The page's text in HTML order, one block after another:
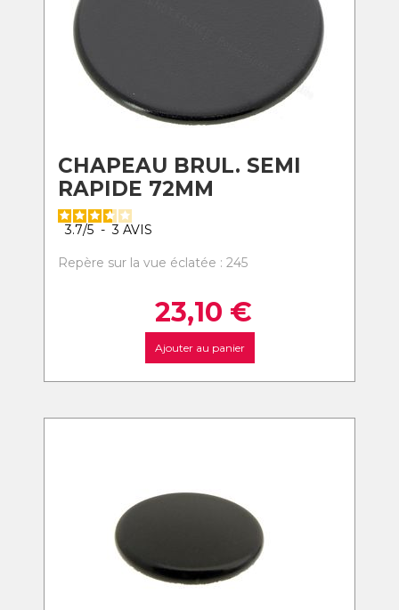
CHAPEAU BRUL. SEMI
RAPIDE 72MM
3.7/5 - 3 AVIS
Repère sur la vue éclatée : 245
23,10 €
Ajouter au panier